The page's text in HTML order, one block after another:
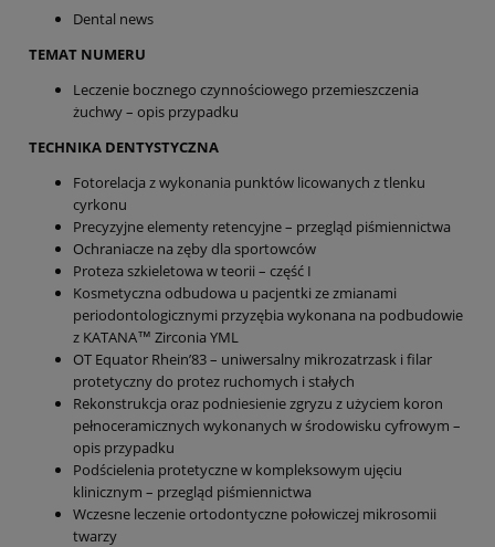
Dental news
TEMAT NUMERU
Leczenie bocznego czynnościowego przemieszczenia
żuchwy – opis przypadku
TECHNIKA DENTYSTYCZNA
Fotorelacja z wykonania punktów licowanych z tlenku
cyrkonu
Precyzyjne elementy retencyjne – przegląd piśmiennictwa
Ochraniacze na zęby dla sportowców
Proteza szkieletowa w teorii – część I
Kosmetyczna odbudowa u pacjentki ze zmianami
periodontologicznymi przyzębia wykonana na podbudowie
z KATANA™ Zirconia YML
OT Equator Rhein’83 – uniwersalny mikrozatrzask i filar
protetyczny do protez ruchomych i stałych
Rekonstrukcja oraz podniesienie zgryzu z użyciem koron
pełnoceramicznych wykonanych w środowisku cyfrowym –
opis przypadku
Podścielenia protetyczne w kompleksowym ujęciu
klinicznym – przegląd piśmiennictwa
Wczesne leczenie ortodontyczne połowiczej mikrosomii
twarzy